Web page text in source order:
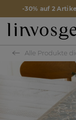
-30% auf 2
Alle Produkte